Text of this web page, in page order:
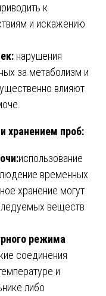
к
и искажению
нарушения
за метаболизм и
влияют
хранением проб:
использование
временных
хранение могут
веществ
режима
соединения
и
либо